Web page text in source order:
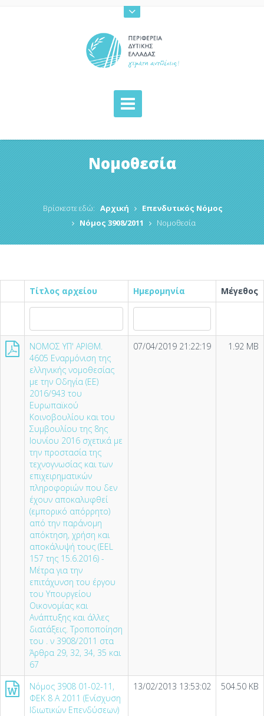
Νομοθεσία
Βρίσκεστε εδώ: Αρχική
Επενδυτικός Νόμος
Νόμος 3908/2011
Νομοθεσία
Τίτλος αρχείου Ημερομηνία Μέγεθος
NOMOΣ ΥΠ' ΑΡΙΘΜ.
4605 Εναρμόνιση της
ελληνικής νομοθεσίας
με την Οδηγία (ΕΕ)
2016/943 του
Ευρωπαϊκού
Κοινοβουλίου και του
Συμβουλίου της 8ης
Ιουνίου 2016 σχετικά με
την προστασία της
τεχνογνωσίας και των
επιχειρηματικών
πληροφοριών που δεν
έχουν αποκαλυφθεί
(εμπορικό απόρρητο)
από την παράνομη
απόκτηση, χρήση και
αποκάλυψή τους (EEL
157 της 15.6.2016) -
Μέτρα για την
επιτάχυνση του έργου
του Υπουργείου
Οικονομίας και
Ανάπτυξης και άλλες
διατάξεις. Τροποποίηση
του . ν 3908/2011 στα
Άρθρα 29, 32, 34, 35 και
67
07/04/2019 21:22:19 1.92 MB
Νόμος 3908 01-02-11,
ΦΕΚ 8 Α 2011 (Ενίσχυση
Ιδιωτικών Επενδύσεων)
13/02/2013 13:53:02 504.50 KB